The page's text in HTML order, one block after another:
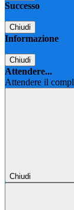
Successo
Chiudi
Informazione
Chiudi
Attendere...
Attendere il
Chiudi